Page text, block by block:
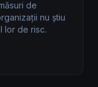
de
nu știu
lor de risc.